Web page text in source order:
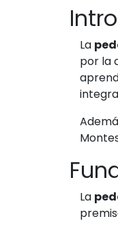
La
por la
La